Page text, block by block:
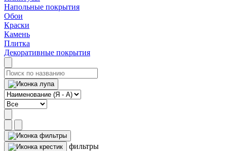
Напольные покрытия
Обои
Краски
Камень
Плитка
Декоративные покрытия
фильтры